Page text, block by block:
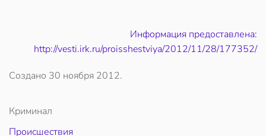
Информация предоставлена:
http://vesti.irk.ru/proisshestviya/2012/11/28/177352/
Создано 30 ноября 2012.
Криминал
Происшествия